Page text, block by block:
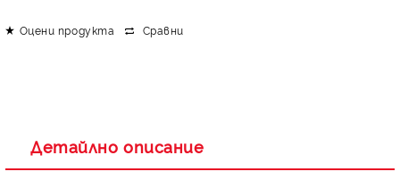
Оцени продукта Сравни
Детайлно описание